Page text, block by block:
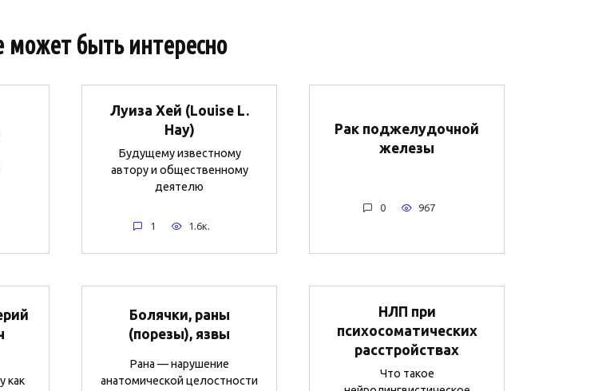
может быть интересно
Луиза Хей (Louise L.
Hay)
Будущему известному
автору и общественному
деятелю
1 1.6к.
Рак поджелудочной
железы
0 967
как
Болячки, раны
(порезы), язвы
Рана — нарушение
анатомической целостности
НЛП при
психосоматических
расстройствах
Что такое